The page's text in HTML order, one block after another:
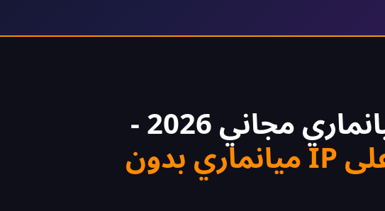
احصل على IP ميانماري بدون